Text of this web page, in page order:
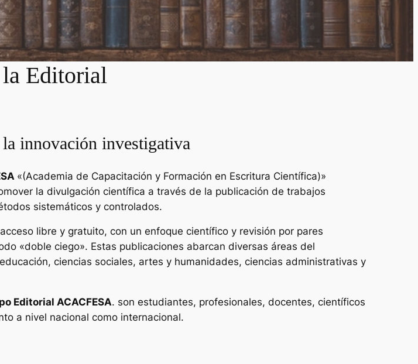
la Editorial
innovación investigativa
«(Academia de Capacitación y Formación en Escritura Científica)»
la divulgación científica a través de la publicación de trabajos
sistemáticos y controlados.
libre y gratuito, con un enfoque científico y revisión por pares
«doble ciego». Estas publicaciones abarcan diversas áreas del
ciencias sociales, artes y humanidades, ciencias administrativas y
Editorial ACACFESA. son estudiantes, profesionales, docentes, científicos
a nivel nacional como internacional.